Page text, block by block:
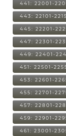
441: 22001-
443: 22101-
445: 22201-
447: 22301-
449: 22401-
451: 22501-
453: 22601-
455: 22701-
457: 22801-
459: 22901-
461: 23001-